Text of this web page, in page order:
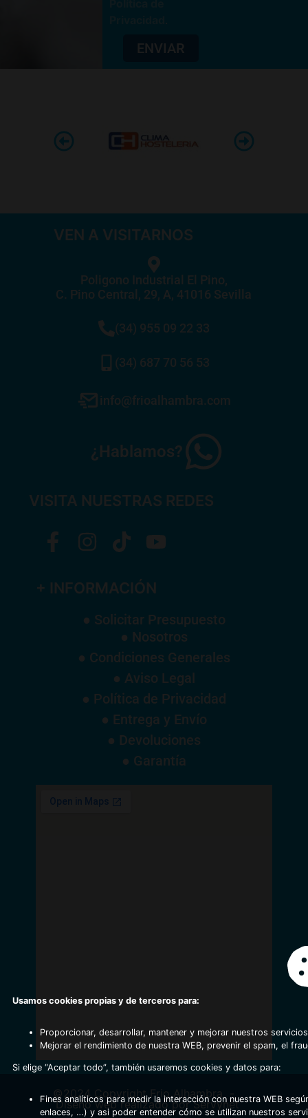
ENVIAR
VEN A VISITARNOS
Poligono Industrial El Pino,
C. Pino Central, 29, A, 41016 Sevilla
(34) 955 09 22 33
(34) 687 70 56 53
info@frioalhambra.com
¿Hablamos?
VISITA NUESTRAS REDES
+ INFORMACIÓN
● Solicitar Presupuesto
● Nosotros
● Condiciones Generales
● Aviso Legal
● Política de Privacidad
● Entrega y Envío
● Devoluciones
● Garantía
©2024 Copyright Frio Alhambra
Diseño web realizado por Servynet
Usamos cookies propias y de terceros para:
Proporcionar, desarrollar, mantener y mejorar nuestros
Mejorar el rendimiento de nuestra WEB, prevenir el spam, el
Si elige “Aceptar todo”, también usaremos cookies y datos para:
Fines analíticos para medir la interacción con nuestra WEB
enlaces, …) y asi poder entender cómo se utilizan nuestros